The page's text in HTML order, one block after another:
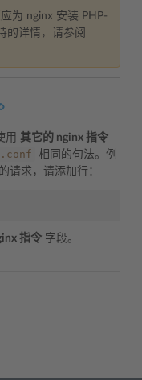
为 nginx 安装 PHP-
的详情，请参阅
用 其它的 nginx 指令
相同的句法。例
请求，请添加行：
指令 字段。